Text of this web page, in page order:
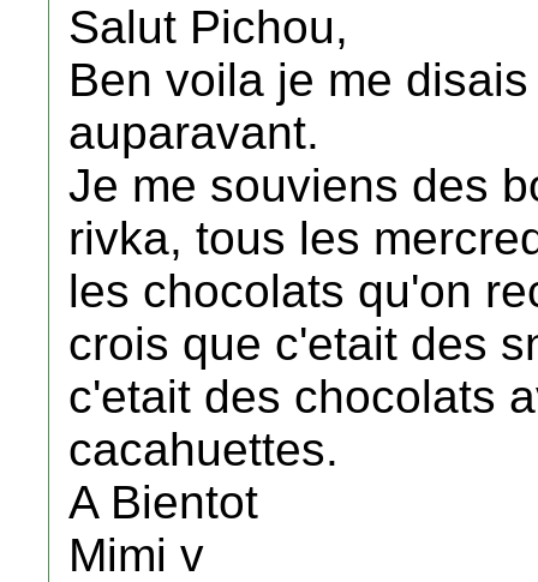
Salut Pichou,
Ben voila je me
auparavant.
Je me souviens des
rivka, tous les
les chocolats qu'on
crois que c'etait des
c'etait des chocolats
cacahuettes.
A Bientot
Mimi v